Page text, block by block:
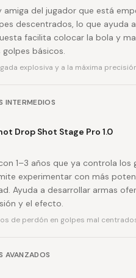
amiga del jugador que está
descentrados, lo que ayuda
facilita colocar la bola y
básicos.
explosiva y a la máxima
INTERMEDIOS
Drop Shot Stage Pro 1.0
1–3 años que ya controla
experimentar con más
Ayuda a desarrollar armas
y el efecto.
de perdón en golpes mal
AVANZADOS